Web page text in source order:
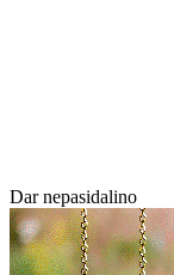
Dar nepasidalino